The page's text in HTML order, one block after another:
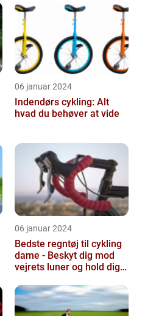
06 januar 2024
Indendørs cykling: Alt
hvad du behøver at vide
06 januar 2024
Bedste regntøj til cykling
dame - Beskyt dig mod
vejrets luner og hold dig